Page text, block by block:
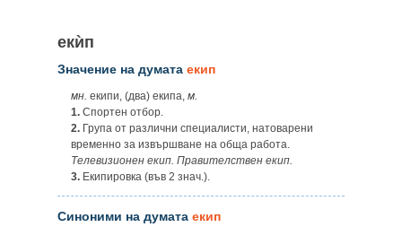
екѝп
Значение на думата екип
мн. екипи, (два) екипа, м.
1. Спортен отбор.
2. Група от различни специалисти, натоварени
временно за извършване на обща работа.
Телевизионен екип. Правителствен екип.
3. Екипировка (във 2 знач.).
Синоними на думата екип